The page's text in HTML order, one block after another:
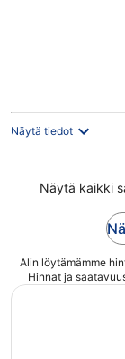
Näytä tiedot
Näytä kaikki
Alin löytämämme
Hinnat ja